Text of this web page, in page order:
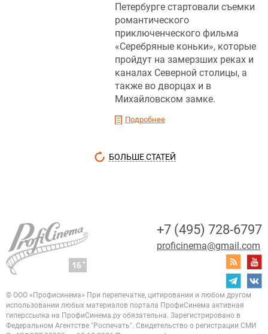
Петербурге стартовали съемки
романтического
приключенческого фильма
«Серебряные коньки», которые
пройдут на замерзших реках и
каналах Северной столицы, а
также во дворцах и в
Михайловском замке.
Подробнее
БОЛЬШЕ СТАТЕЙ
+7 (495) 728-6797
proficinema@gmail.com
© ООО «Профисинема» При перепечатке, цитировании и любом другом
использовании любых материалов портала ПрофиСинема активная
гиперссылка на ПрофиСинема.ру обязательна. Зарегистрировано в
Федеральном Агентстве "Роспечать". Свидетельство о регистрации СМИ